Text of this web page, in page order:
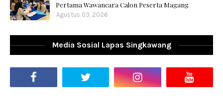
Pertama Wawancara Calon Peserta Magang
Agustus 03, 2026
Media Sosial Lapas Singkawang